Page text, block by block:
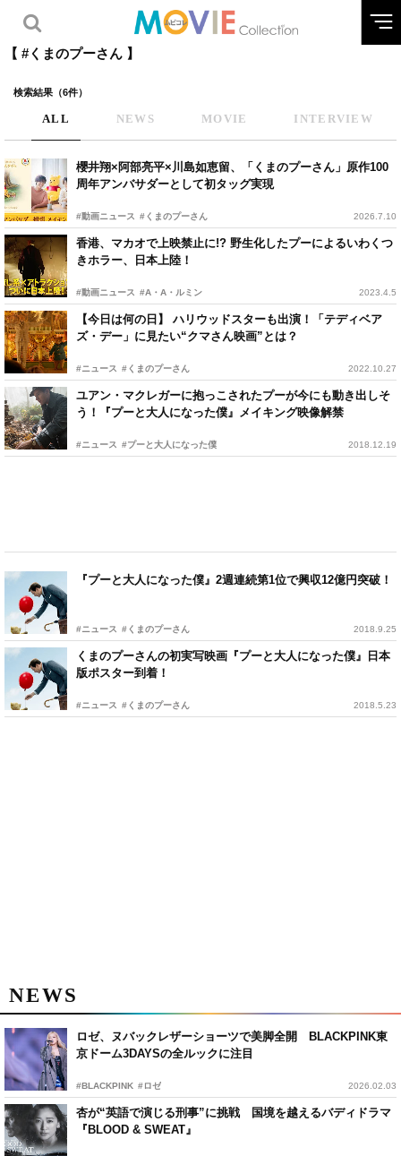
【 #くまのプーさん 】
検索結果（6件）
ALL NEWS MOVIE INTERVIEW
櫻井翔×阿部亮平×川島如恵留、「くまのプーさん」原作100
周年アンバサダーとして初タッグ実現
#動画ニュース #くまのプーさん 2026.7.10
香港、マカオで上映禁止に!? 野生化したプーによるいわくつ
きホラー、日本上陸！
#動画ニュース #A・A・ルミン 2023.4.5
【今日は何の日】 ハリウッドスターも出演！「テディベア
ズ・デー」に見たい“クマさん映画”とは？
#ニュース #くまのプーさん 2022.10.27
ユアン・マクレガーに抱っこされたプーが今にも動き出しそ
う！『プーと大人になった僕』メイキング映像解禁
#ニュース #プーと大人になった僕 2018.12.19
『プーと大人になった僕』2週連続第1位で興収12億円突破！
#ニュース #くまのプーさん 2018.9.25
くまのプーさんの初実写映画『プーと大人になった僕』日本
版ポスター到着！
#ニュース #くまのプーさん 2018.5.23
NEWS
ロゼ、ヌバックレザーショーツで美脚全開 BLACKPINK東
京ドーム3DAYSの全ルックに注目
#BLACKPINK #ロゼ 2026.02.03
杏が“英語で演じる刑事”に挑戦 国境を越えるバディドラマ
『BLOOD & SWEAT』